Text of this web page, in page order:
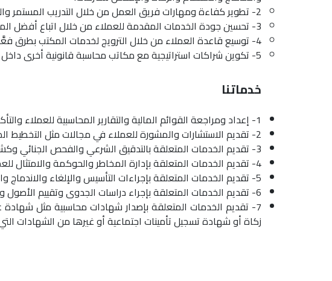
2- تطوير كفاءة ومهارات فريق العمل من خلال التدريب المستمر والتحديث المستمر للمعلومات والبرامج المحاسبية.
3- تحسين جودة الخدمات المقدمة للعملاء من خلال اتباع أفضل الممارسات المهنية وتطبيق نظام ضمان الجودة.
4- توسيع قاعدة العملاء من خلال الترويج لخدمات المكتب بطرق فعَّالة وإبداعية.
5- تكوين شراكات استراتيجية مع مكاتب محاسبة قانونية أخرى داخل وخارج المملكة لتبادل الخبرات والفرص.
خدماتنا
1- إعداد ومراجعة القوائم المالية والتقارير المحاسبية للعملاء والتأكد من دقتها وامتثالها للمعايير والقوانين المحاسبية.
2- تقديم الاستشارات والمشورة للعملاء في مجالات مثل التخطيط الضريبي والتحسين الضريبي والتسوية الضريبية والتفتيش الضريبي والتظلمات الضريبية.
3- تقديم الخدمات المتعلقة بالتدقيق الشرعي والفحص الجنائي وكشف ومنع الاحتيال والفساد المالي والتلاعب بالحسابات.
4- تقديم الخدمات المتعلقة بإدارة المخاطر والحوكمة والامتثال للعملاء وتقييم مستوى التحكم الداخلي وفعاليته في منظومة المحاسبة.
5- تقديم الخدمات المتعلقة بإجراءات التأسيس والإلغاء والاندماج والانقسام والزكاة والإفلاس للشركات وغيرها من الكيانات القانونية.
6- تقديم الخدمات المتعلقة بإجراء دراسات الجدوى وتقييم الأصول وإعداد خطط الأعمال وإدارة المشروعات للعملاء.
7- تقديم الخدمات المتعلقة بإصدار شهادات محاسبية مثل
زكاة أو شهادة تسجيل تأمينات اجتماعية أو غيرها من الشهادات